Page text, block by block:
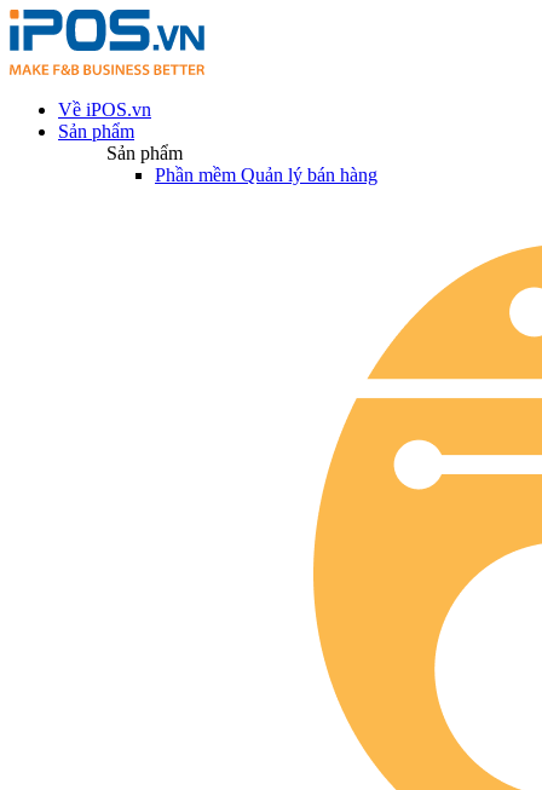
Về iPOS.vn
Sản phẩm
Sản phẩm
Phần mềm Quản lý bán hàng